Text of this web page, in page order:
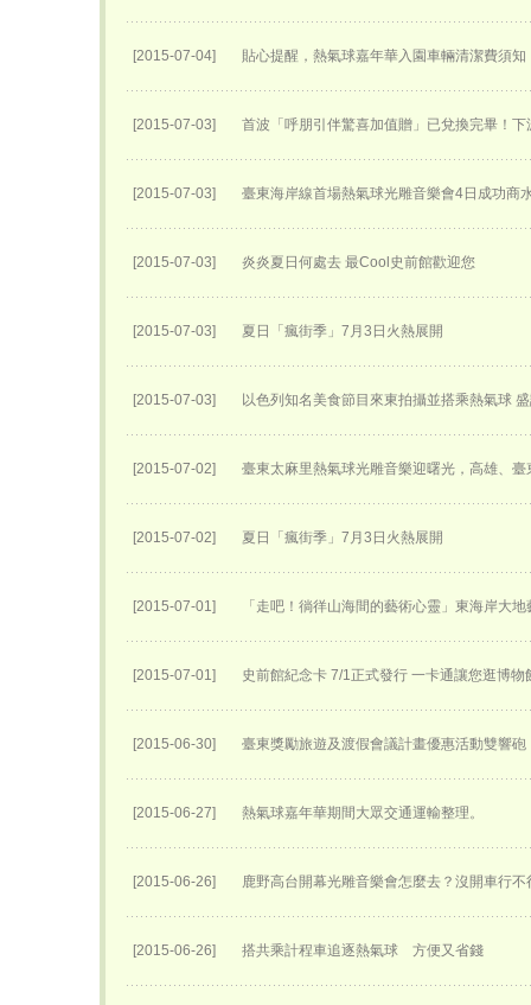
[2015-07-04] 貼心提醒，熱氣球嘉年華入園車輛清潔費須知
[2015-07-03] 首波「呼朋引伴驚喜加值贈」已兌換完畢！下
[2015-07-03] 臺東海岸線首場熱氣球光雕音樂會4日成功商
[2015-07-03] 炎炎夏日何處去 最Cool史前館歡迎您
[2015-07-03] 夏日「瘋街季」7月3日火熱展開
[2015-07-03] 以色列知名美食節目來東拍攝並搭乘熱氣球
[2015-07-02] 臺東太麻里熱氣球光雕音樂迎曙光，高雄、
[2015-07-02] 夏日「瘋街季」7月3日火熱展開
[2015-07-01] 「走吧！徜徉山海間的藝術心靈」東海岸大
[2015-07-01] 史前館紀念卡 7/1正式發行 一卡通讓您逛博物
[2015-06-30] 臺東獎勵旅遊及渡假會議計畫優惠活動雙響砲
[2015-06-27] 熱氣球嘉年華期間大眾交通運輸整理。
[2015-06-26] 鹿野高台開幕光雕音樂會怎麼去？沒開車行不
[2015-06-26] 搭共乘計程車追逐熱氣球 方便又省錢